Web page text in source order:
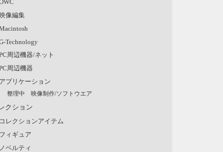
像編集
Technology
周辺機器/ネット
周辺機器
プリケーション
整理中 映像制作/ソフトウエア
クション
レクションアイテム
ィギュア
ベルティ